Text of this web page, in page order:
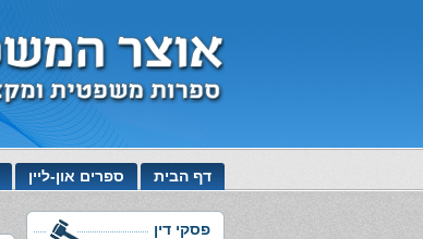
דף הבית ספרים און-ליין
פסקי דין